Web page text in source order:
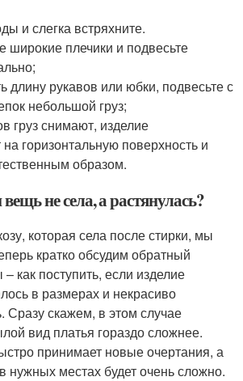
и слегка встряхните.
широкие плечики и подвесьте
длину рукавов или юбки, подвесьте с
небольшой груз;
груз снимают, изделие
горизонтальную поверхность и
образом.
не села, а растянулась?
которая села после стирки, мы
кратко обсудим обратный
как поступить, если изделие
в размерах и некрасиво
скажем, в этом случае
вид платья гораздо сложнее.
принимает новые очертания, а
нужных местах будет очень сложно.